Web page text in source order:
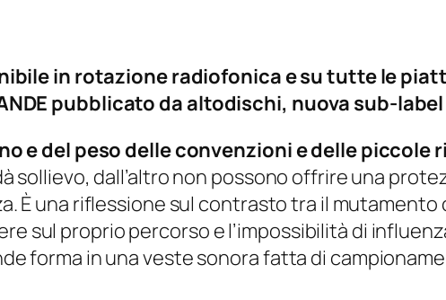
in rotazione radiofonica e su tutte le
pubblicato da altodischi, nuova sub-
e del peso delle convenzioni e delle
dall’altro non possono offrire una
È una riflessione sul contrasto tra il
sul proprio percorso e l’impossibilità di
forma in una veste sonora fatta di